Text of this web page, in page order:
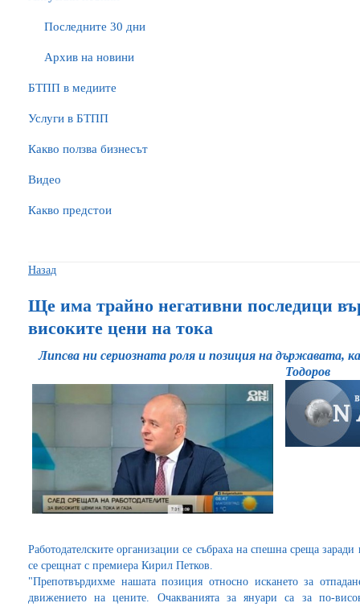
Последните 30 дни
Архив на новини
БTПП в медиите
Услуги в БТПП
Какво ползва бизнесът
Видео
Какво предстои
Назад
Ще има трайно негативни последици
високите цени на тока
Липсва ни сериозната роля и позиция на държавата,
Тодоров
Работодателските организации се събраха на спешна среща
се срещнат с премиера Кирил Петков.
"Препотвърдихме нашата позиция относно искането за
движението на цените. Очакванията за януари са за по-